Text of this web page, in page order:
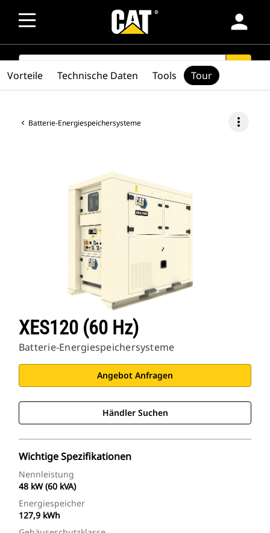
person
SEARCH
Batterie-Energiespeichersysteme more_vert
XES120 (60 Hz)
Batterie-Energiespeichersysteme
Angebot Anfragen
Händler Suchen
Wichtige Spezifikationen
Nennleistung
48 kW (60 kVA)
Energiespeicher
127,9 kWh
Vorteile Technische Daten Tools Tour